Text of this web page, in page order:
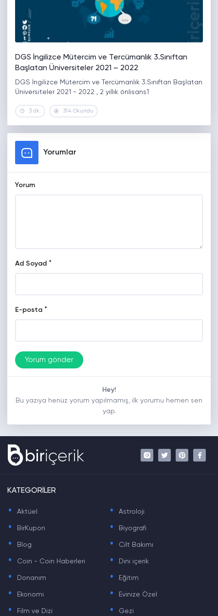
DGS İngilizce Mütercim ve Tercümanlık 3.Sınıftan
Başlatan Üniversiteler 2021 – 2022
DGS İngilizce Mütercim ve Tercümanlık 3.Sınıftan Başlatan
Üniversiteler 2021 - 2022 , 2 yıllık önlisans1
3 dk. 314 Okundu
Yorumlar
Yorum
Ad Soyad *
E-posta *
Hey!
Bu yazıya henüz yorum yapılmamış, ilk yorumu hemen sen
yap.
KATEGORİLER
. Aktüel . Astroloji
. BirKupon . Biyografi
. Blog . Cilt Bakımı
. Coin - Coin Haberleri . Dini içerik
. Donanım . Eğitim
. Ekonomi . Evinize Özel
. Film ve Dizi . Gezi